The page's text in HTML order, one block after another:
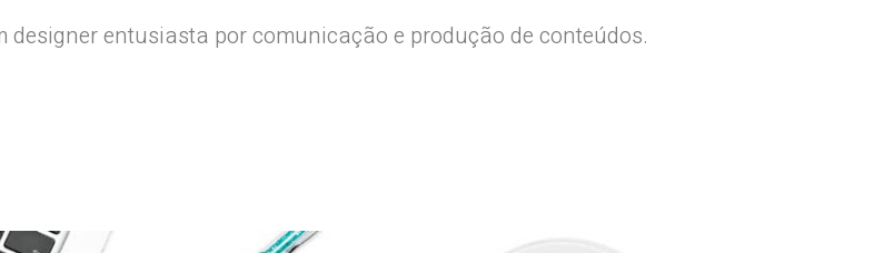
entusiasta por comunicação e produção de conteúdos.